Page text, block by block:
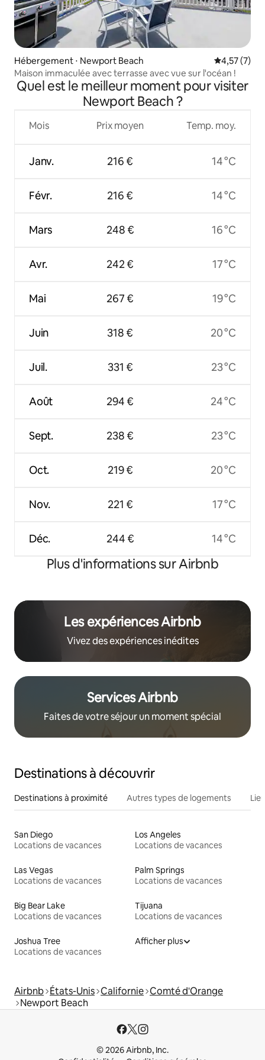
Hébergement ⋅ Newport Beach Évaluation
4,57 (7)
Maison immaculée avec terrasse avec vue sur l'océan !
Quel est le meilleur moment pour visiter
Newport Beach ?
Mois
Janv.
Févr.
Mars
Avr.
Mai
Juin
Juil.
Août
Sept.
Oct.
Nov.
Déc.
Prix moyen
216 €
216 €
248 €
242 €
267 €
318 €
331 €
294 €
238 €
219 €
221 €
244 €
Temp. moy.
14 °C
14 °C
16 °C
17 °C
19 °C
20 °C
23 °C
24 °C
23 °C
20 °C
17 °C
14 °C
Plus d'informations sur Airbnb
Les expériences Airbnb
Vivez des expériences inédites
Services Airbnb
Faites de votre séjour un moment spécial
Destinations à découvrir
Destinations à proximité Autres types de logements
San Diego
Locations de vacances
Los Angeles
Locations de vacances
Las Vegas
Locations de vacances
Palm Springs
Locations de vacances
Big Bear Lake
Locations de vacances
Tijuana
Locations de vacances
Joshua Tree
Locations de vacances
Afficher plus
Airbnb États-Unis Californie Comté d'Orange
Newport Beach
© 2026 Airbnb, Inc.